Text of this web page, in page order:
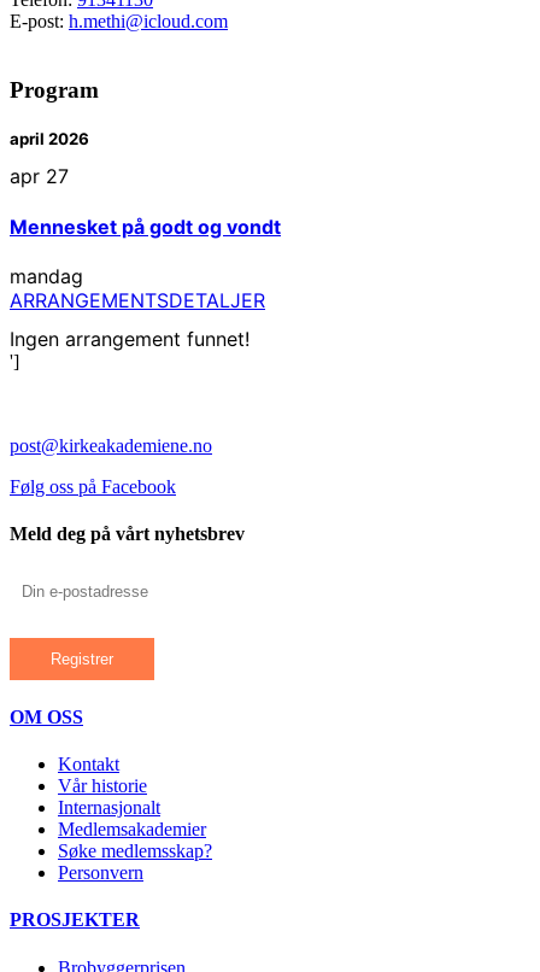
E-post: h.methi@icloud.com
Program
april 2026
apr 27
Mennesket på godt og vondt
mandag
ARRANGEMENTSDETALJER
Ingen arrangement funnet!
']
post@kirkeakademiene.no
Følg oss på Facebook
Meld deg på vårt nyhetsbrev
OM OSS
Kontakt
Vår historie
Internasjonalt
Medlemsakademier
Søke medlemsskap?
Personvern
PROSJEKTER
Brobyggerprisen